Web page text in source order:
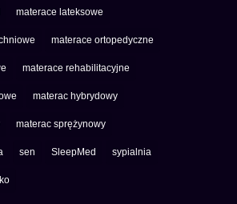
materace lateksowe
materace ortopedyczne
materace rehabilitacyjne
materac hybrydowy
materac sprężynowy
sen SleepMed sypialnia